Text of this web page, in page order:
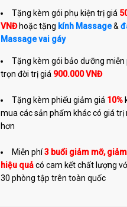
Tặng kèm gói phụ kiện trị giá
VNĐ hoặc tặng kính Massage&
Massage vai gáy
Tặng kèm gói bảo dưỡng miễn
trọn đời trị giá 900.000 VNĐ
Tặng kèm phiếu giảm giá 10%
mua các sản phẩm khác có giá trị
hơn
Miễn phí3 buổi giảm mỡ,
hiệu quảcó cam kết chất lượng
30 phòng tập trên toàn quốc